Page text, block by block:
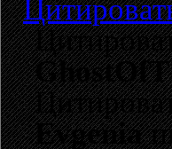
Evgenia